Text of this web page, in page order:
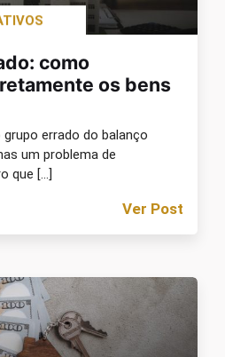
como
os bens
errado do balanço
um problema de
que […]
Ver Post